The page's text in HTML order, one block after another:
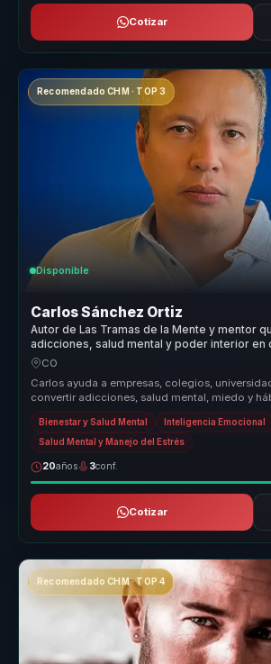
Cotizar
Recomendado CHM · TOP 3
Disponible
Carlos Sánchez Ortiz
Autor de Las Tramas de la Mente y mentor
adicciones, salud mental y poder interior en
aplicable.
CO
Carlos ayuda a empresas, colegios,
convertir adicciones, salud mental, miedo y
en conci...
Bienestar y Salud Mental Inteligencia Emocional
Salud Mental y Manejo del Estrés
20años 3conf.
Cotizar
Recomendado CHM · TOP 4